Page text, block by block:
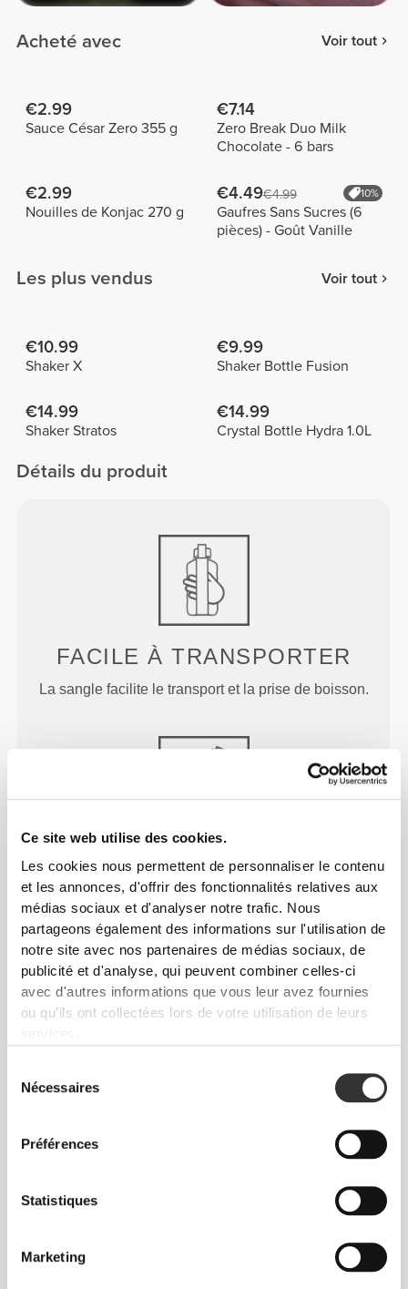
Ce site web utilise des cookies.
Les cookies nous permettent de personnaliser le contenu
et les annonces, d'offrir des fonctionnalités relatives aux
médias sociaux et d'analyser notre trafic. Nous
partageons également des informations sur l'utilisation de
notre site avec nos partenaires de médias sociaux, de
publicité et d'analyse, qui peuvent combiner celles-ci
avec d'autres informations que vous leur avez fournies
ou qu'ils ont collectées lors de votre utilisation de leurs
Nécessaires
Préférences
Statistiques
Marketing
Acheté avec Voir tout
€2.99
Sauce César Zero 355 g
€7.14
Zero Break Duo Milk
Chocolate - 6 bars
€2.99
Nouilles de Konjac 270 g
€4.49€4.99 10%
Gaufres Sans Sucres (6
pièces) - Goût Vanille
Les plus vendus Voir tout
€10.99
Shaker X
€9.99
Shaker Bottle Fusion
€14.99
Shaker Stratos
€14.99
Crystal Bottle Hydra 1.0L
Détails du produit
FACILE À TRANSPORTER
La sangle facilite le transport et la prise de boisson.
TRÈS RÉSISTANTE
La bouteille Hydra est fabriquée en polyéthylène
haute densité (PEHD) durable et de qualité. De
plus, le bouchon à vis est totalement étanche et
évite d'avoir un sac mouillé et des déversements
accidentels.
À L'ABRI DES "ACCIDENTS"
évite les déversements accidentels et les sacs de